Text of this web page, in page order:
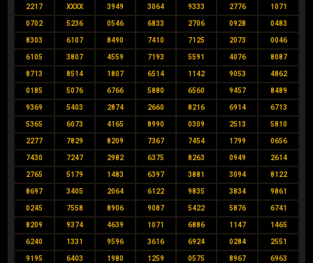
2217 XXXX 3949 3064 9333 2776 1071
0702 5236 0546 6833 2706 0928 0483
8303 6107 8490 7410 7125 2073 0046
6105 3807 4559 7193 5591 4076 8087
8713 8514 1807 6514 1142 9053 4862
0185 5076 6766 5880 6560 9457 8489
9369 5403 2874 2660 8216 6914 6713
5365 6073 4165 8990 0309 2513 5810
2277 7829 8209 7367 7454 1799 0656
7430 7247 2982 6375 8263 0949 2614
2765 5179 1483 6397 3881 3094 8122
8697 3405 2064 6122 9835 3834 9861
0245 7558 8906 9087 5422 5876 6741
8209 9374 4639 1071 6886 1147 1465
6240 1331 9596 3616 6924 0284 2551
9195 6403 1980 1259 0575 8967 6963